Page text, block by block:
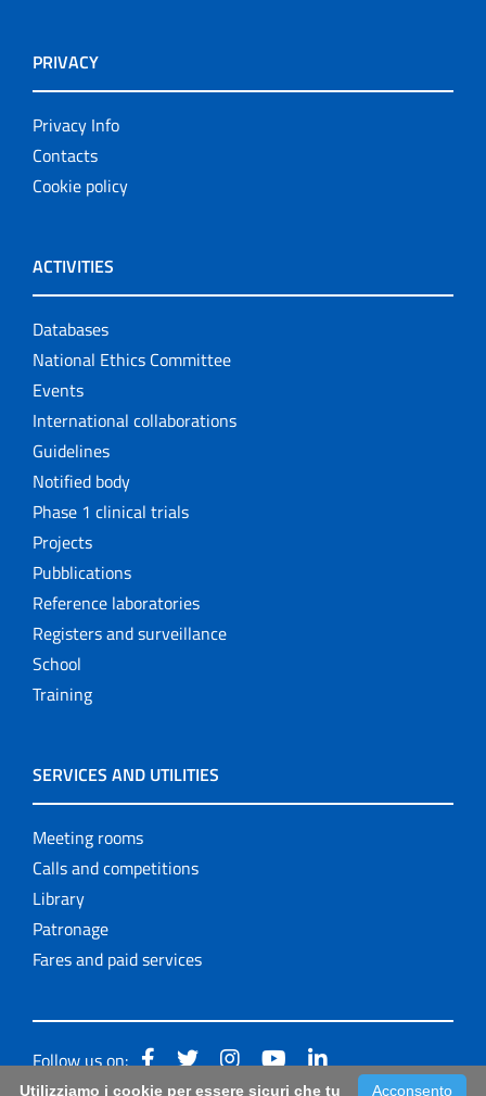
PRIVACY
Privacy Info
Contacts
Cookie policy
ACTIVITIES
Databases
National Ethics Committee
Events
International collaborations
Guidelines
Notified body
Phase 1 clinical trials
Projects
Pubblications
Reference laboratories
Registers and surveillance
School
Training
SERVICES AND UTILITIES
Meeting rooms
Calls and competitions
Library
Patronage
Fares and paid services
Follow us on:
Acconsento
Utilizziamo i cookie per essere sicuri che tu